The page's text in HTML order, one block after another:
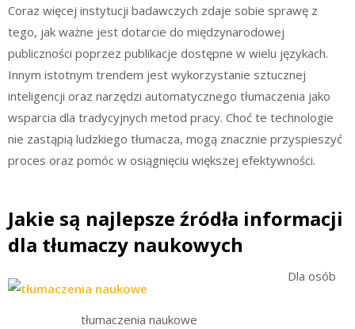
Coraz więcej instytucji badawczych zdaje sobie sprawę z
tego, jak ważne jest dotarcie do międzynarodowej
publiczności poprzez publikacje dostępne w wielu językach.
Innym istotnym trendem jest wykorzystanie sztucznej
inteligencji oraz narzędzi automatycznego tłumaczenia jako
wsparcia dla tradycyjnych metod pracy. Choć te technologie
nie zastąpią ludzkiego tłumacza, mogą znacznie przyspieszyć
proces oraz pomóc w osiągnięciu większej efektywności.
Jakie są najlepsze źródła informacji
dla tłumaczy naukowych
tłumaczenia naukowe
Dla osób